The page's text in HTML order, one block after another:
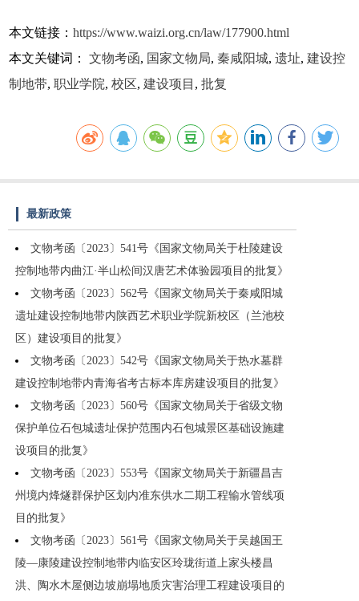
本文链接：https://www.waizi.org.cn/law/177900.html
本文关键词：文物考函, 国家文物局, 秦咸阳城,遗址,建设控
制地带,职业学院,校区,建设项目 ,批复
最新政策
文物考函〔2023〕541号《国家文物局关于杜陵建设
控制地带内曲江·半山松间汉唐艺术体验园项目的批复》
文物考函〔2023〕562号《国家文物局关于秦咸阳城
遗址建设控制地带内陕西艺术职业学院新校区（兰池校
区）建设项目的批复》
文物考函〔2023〕542号《国家文物局关于热水墓群
建设控制地带内青海省考古标本库房建设项目的批复》
文物考函〔2023〕560号《国家文物局关于省级文物
保护单位石包城遗址保护范围内石包城景区基础设施建
设项目的批复》
文物考函〔2023〕553号《国家文物局关于新疆昌吉
州境内烽燧群保护区划内准东供水二期工程输水管线项
目的批复》
文物考函〔2023〕561号《国家文物局关于吴越国王
陵—康陵建设控制地带内临安区玲珑街道上家头楼昌
洪、陶水木屋侧边坡崩塌地质灾害治理工程建设项目的